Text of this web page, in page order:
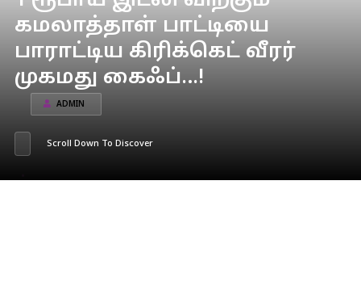
கமலாத்தாள் பாட்டியை
பாராட்டிய கிரிக்கெட் வீரர்
முகமது கைஃப்…!
ADMIN
Scroll Down To Discover